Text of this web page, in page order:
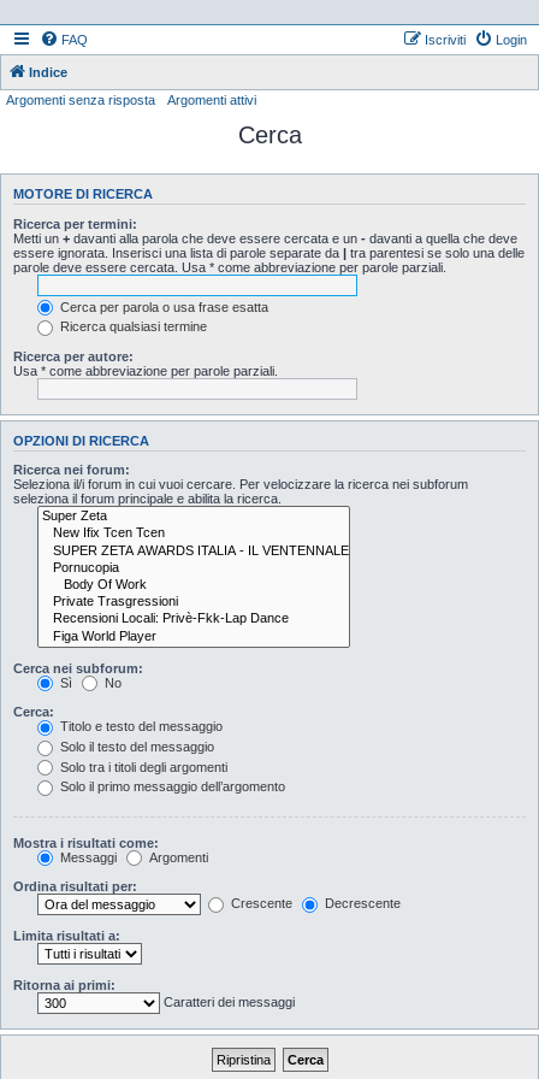
FAQ Login
Iscriviti
Indice
Argomenti senza risposta
Argomenti attivi
Cerca
MOTORE DI RICERCA
Ricerca per termini:
Metti un + davanti alla parola che deve essere cercata e un - davanti a quella che deve
essere ignorata. Inserisci una lista di parole separate da | tra parentesi se solo una delle
parole deve essere cercata. Usa * come abbreviazione per parole parziali.
Cerca per parola o usa frase esatta
Ricerca qualsiasi termine
Ricerca per autore:
Usa * come abbreviazione per parole parziali.
OPZIONI DI RICERCA
Ricerca nei forum:
Seleziona il/i forum in cui vuoi cercare. Per velocizzare la ricerca nei subforum
seleziona il forum principale e abilita la ricerca.
Cerca nei subforum:
Sì
No
Cerca:
Titolo e testo del messaggio
Solo il testo del messaggio
Solo tra i titoli degli argomenti
Solo il primo messaggio dell’argomento
Mostra i risultati come:
Messaggi
Argomenti
Ordina risultati per:
Crescente
Decrescente
Limita risultati a:
Ritorna ai primi:
Caratteri dei messaggi